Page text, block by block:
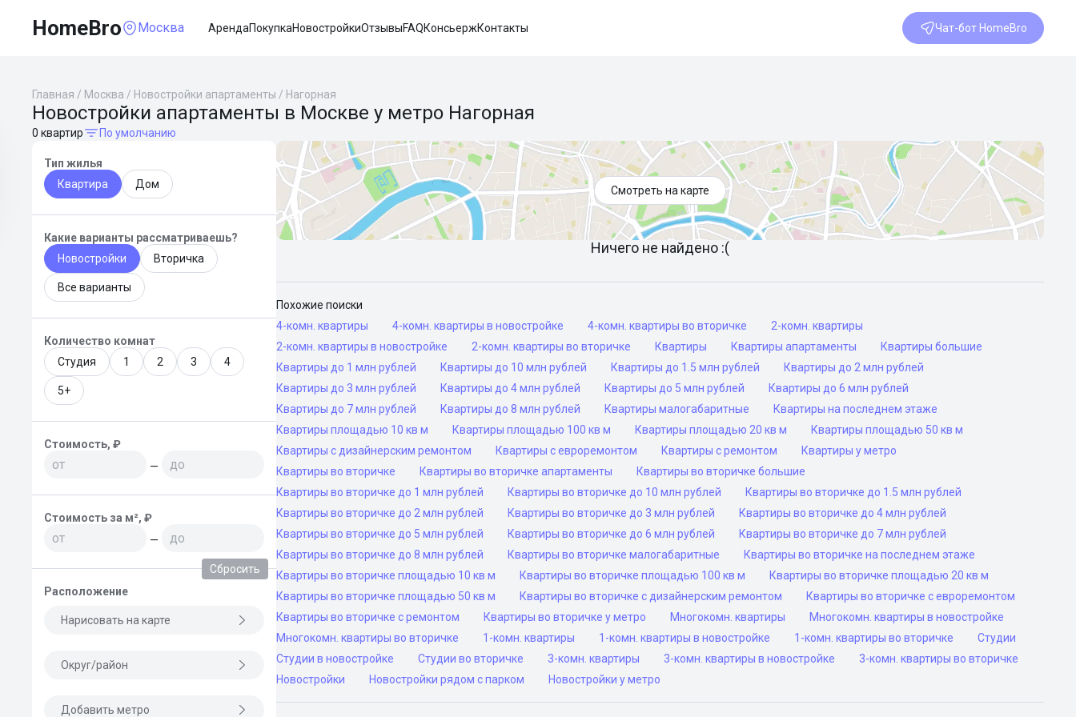
HomeBro Москва АрендаПокупкаНовостройкиОтзывыFAQКонсьержКонтакты Чат-бот HomeBro
Главная / Москва / Новостройки апартаменты / Нагорная
Новостройки апартаменты в Москве у метро Нагорная
0 квартир По умолчанию
Тип жилья
Квартира
Дом
Какие варианты рассматриваешь?
Новостройки
Вторичка
Все варианты
Количество комнат
Студия
1 2 3 4
5+
Стоимость, ₽
—
Стоимость за м², ₽
—
Сбросить
Расположение
Нарисовать на карте
Округ/район
Добавить метро
Смотреть на карте
Ничего не найдено :(
Похожие поиски
4-комн. квартиры
4-комн. квартиры в новостройке 4-комн. квартиры во вторичке
2-комн. квартиры
2-комн. квартиры в новостройке
2-комн. квартиры во вторичке Квартиры Квартиры апартаменты
Квартиры большие
Квартиры до 1 млн рублей
Квартиры до 10 млн рублей Квартиры до 1.5 млн рублей
Квартиры до 2 млн рублей
Квартиры до 3 млн рублей
Квартиры до 4 млн рублей Квартиры до 5 млн рублей
Квартиры до 6 млн рублей
Квартиры до 7 млн рублей
Квартиры до 8 млн рублей Квартиры малогабаритные
Квартиры на последнем этаже
Квартиры площадью 10 кв м
Квартиры площадью 100 кв м Квартиры площадью 20 кв м
Квартиры площадью 50 кв м
Квартиры с дизайнерским ремонтом
Квартиры с евроремонтом Квартиры с ремонтом
Квартиры у метро
Квартиры во вторичке
Квартиры во вторичке апартаменты
Квартиры во вторичке большие
Квартиры во вторичке до 1 млн рублей
Квартиры во вторичке до 10 млн рублей
Квартиры во вторичке до 1.5 млн рублей
Квартиры во вторичке до 2 млн рублей
Квартиры во вторичке до 3 млн рублей
Квартиры во вторичке до 4 млн рублей
Квартиры во вторичке до 5 млн рублей
Квартиры во вторичке до 6 млн рублей
Квартиры во вторичке до 7 млн рублей
Квартиры во вторичке до 8 млн рублей
Квартиры во вторичке малогабаритные
Квартиры во вторичке на последнем этаже
Квартиры во вторичке площадью 10 кв м
Квартиры во вторичке площадью 100 кв м
Квартиры во вторичке площадью 20 кв м
Квартиры во вторичке площадью 50 кв м
Квартиры во вторичке с дизайнерским ремонтом
Квартиры во вторичке с евроремонтом
Квартиры во вторичке с ремонтом
Квартиры во вторичке у метро Многокомн. квартиры
Многокомн. квартиры в новостройке
Многокомн. квартиры во вторичке
1-комн. квартиры 1-комн. квартиры в новостройке 1-комн. квартиры во вторичке
Студии
Студии в новостройке
Студии во вторичке 3-комн. квартиры 3-комн. квартиры в новостройке
3-комн. квартиры во вторичке
Новостройки
Новостройки рядом с парком Новостройки у метро